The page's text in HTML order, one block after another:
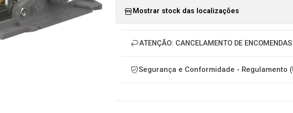
Mostrar stock das localizações
ATENÇÃO: CANCELAMENTO DE ENCOMENDAS
Segurança e Conformidade - Regulamento